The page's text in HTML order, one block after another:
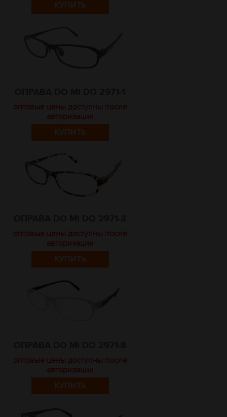
КУПИТЬ
оптовые цены доступны после
авторизации
КУПИТЬ
оптовые цены доступны после
авторизации
КУПИТЬ
оптовые цены доступны после
авторизации
КУПИТЬ